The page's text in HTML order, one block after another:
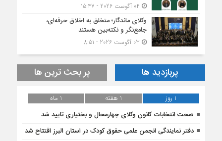
وکلای ماندگار؛ متخلق به اخلاق حرفه‌ای،
جامع‌نگر و نکته‌بین هستند
پربازدید ها پر بحث ترین ها
1 روز 1 هفته 1 ماه
صحت انتخابات کانون وکلای چهارمحال و بختیاری تایید شد
دفتر نمایندگى انجمن علمى حقوق کودک در استان البرز افتتاح شد